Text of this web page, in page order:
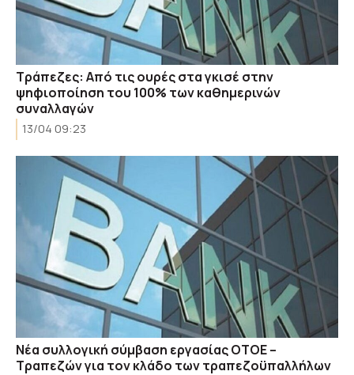
Τράπεζες: Από τις ουρές στα γκισέ στην
ψηφιοποίηση του 100% των καθημερινών
συναλλαγών
13/04 09:23
Νέα συλλογική σύμβαση εργασίας ΟΤΟΕ –
Τραπεζών για τον κλάδο των τραπεζοϋπαλλήλων